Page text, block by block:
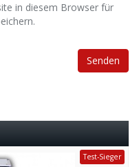
in diesem Browser für
Test-Sieger